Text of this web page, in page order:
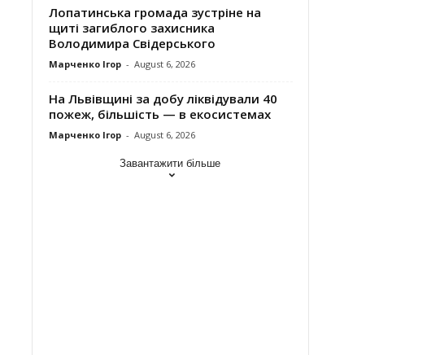
Лопатинська громада зустріне на
щиті загиблого захисника
Володимира Свідерського
Марченко Ігор - August 6, 2026
На Львівщині за добу ліквідували 40
пожеж, більшість — в екосистемах
Марченко Ігор - August 6, 2026
Завантажити більше